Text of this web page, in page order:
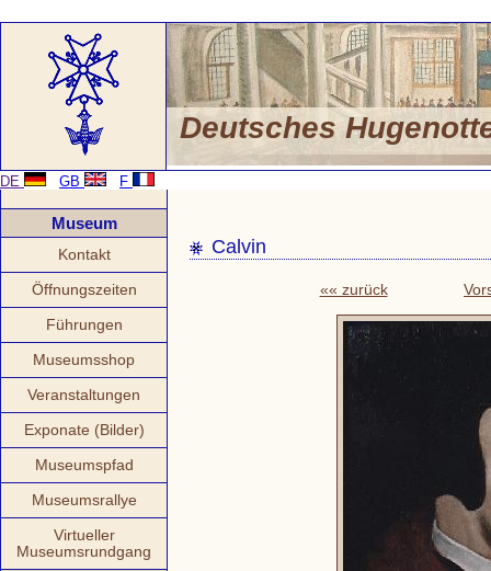
Deutsches
DE GB F
Museum
Kontakt
Öffnungszeiten
Führungen
Museumsshop
Veranstaltungen
Exponate (Bilder)
Museumspfad
Museumsrallye
Virtueller
Museumsrundgang
Calvin
«« zurück